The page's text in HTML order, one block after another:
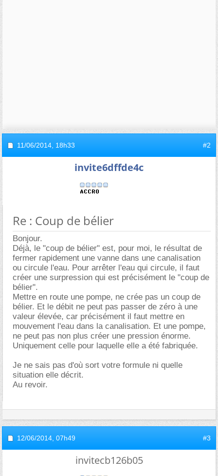
11/06/2014, 18h33 #2
invite6dffde4c
Re : Coup de bélier
Bonjour.
Déjà, le "coup de bélier" est, pour moi, le résultat de
fermer rapidement une vanne dans une canalisation
ou circule l'eau. Pour arrêter l'eau qui circule, il faut
créer une surpression qui est précisément le "coup de
bélier".
Mettre en route une pompe, ne crée pas un coup de
bélier. Et le débit ne peut pas passer de zéro à une
valeur élevée, car précisément il faut mettre en
mouvement l'eau dans la canalisation. Et une pompe,
ne peut pas non plus créer une pression énorme.
Uniquement celle pour laquelle elle a été fabriquée.
Je ne sais pas d'où sort votre formule ni quelle
situation elle décrit.
Au revoir.
12/06/2014, 07h49 #3
invitecb126b05